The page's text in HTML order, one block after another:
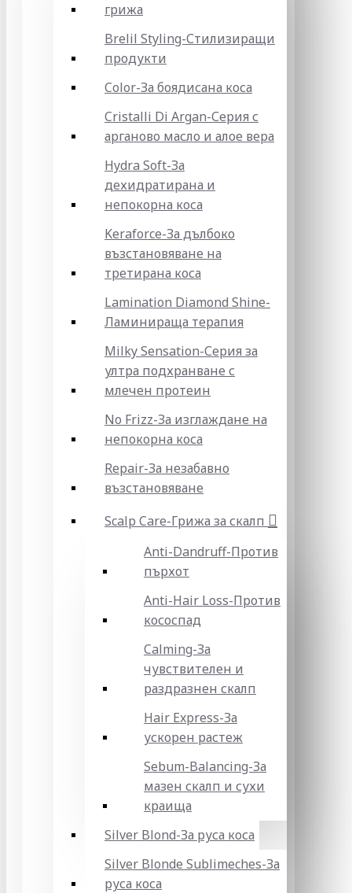
грижа
Brelil Styling-Стилизиращи
продукти
Color-За боядисана коса
Cristalli Di Argan-Серия с
арганово масло и алое вера
Hydra Soft-За
дехидратирана и
непокорна коса
Keraforce-За дълбоко
възстановяване на
третирана коса
Lamination Diamond Shine-
Ламинираща терапия
Milky Sensation-Серия за
ултра подхранване с
млечен протеин
No Frizz-За изглаждане на
непокорна коса
Repair-За незабавно
възстановяване
Scalp Care-Грижа за скалп
Anti-Dandruff-Против
пърхот
Anti-Hair Loss-Против
кососпад
Calming-За
чувствителен и
раздразнен скалп
Hair Express-За
ускорен растеж
Sebum-Balancing-За
мазен скалп и сухи
краища
Silver Blond-За руса коса
Silver Blonde Sublіmeches-За
руса коса